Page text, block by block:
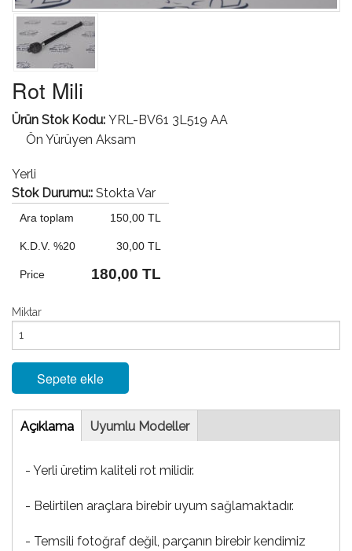
Rot Mili
Ürün Stok Kodu: YRL-BV61 3L519 AA
Ön Yürüyen Aksam
Yerli
Stok Durumu:: Stokta Var
Ara toplam 150,00 TL
K.D.V. %20 30,00 TL
Price 180,00 TL
Miktar
Sepete ekle
Tab
Açıklama(etkinUyumlu Modeller
- Yerli üretim kaliteli rot milidir.
- Belirtilen araçlara birebir uyum sağlamaktadır.
- Temsili fotoğraf değil, parçanın birebir kendimiz